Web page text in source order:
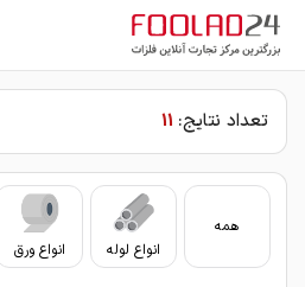
تعداد نتایج: 11
همه
انواع لوله
انواع ورق